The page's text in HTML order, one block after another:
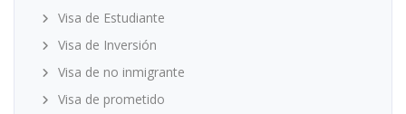
Visa de Estudiante
Visa de Inversión
Visa de no inmigrante
Visa de prometido